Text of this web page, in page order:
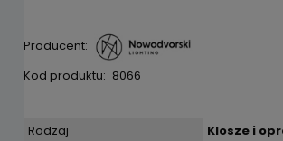
Producent:
Kod produktu: 8066
Rodzaj
Klosze i